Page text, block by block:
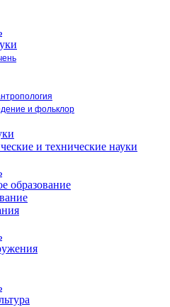
и фольклор
и технические науки
образование